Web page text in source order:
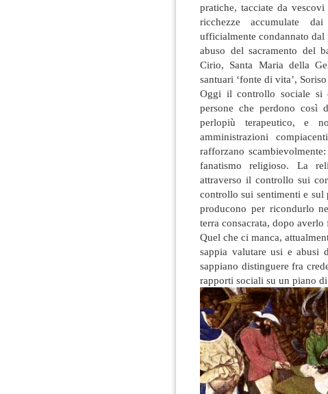
pratiche, tacciate da
ricchezze accumulate
ufficialmente condannato dal
abuso del sacramento del
Cirio, Santa Maria della
santuari ‘fonte di vita’,
Oggi il controllo sociale si
persone che perdono così
perlopiù terapeutico, e
amministrazioni
rafforzano
fanatismo religioso. La
attraverso il controllo sui
controllo sui sentimenti e sul
producono per ricondurlo
terra consacrata, dopo
Quel che ci manca,
sappia valutare usi e abusi
sappiano distinguere fra
rapporti sociali su un piano